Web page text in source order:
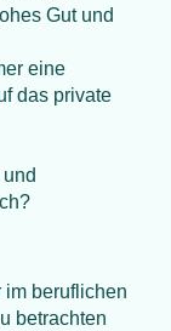
Gut und
eine
das private
im beruflichen
betrachten